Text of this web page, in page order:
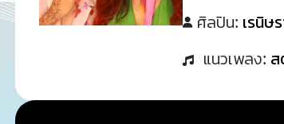
ศิลปิน: เรนิษ
แนวเพลง: ส